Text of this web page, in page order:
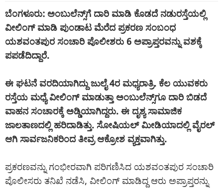
ಬೆಂಗಳೂರು: ಅಂಬುಲೆನ್ಸ್‌ಗೆ ದಾರಿ ಮಾಡಿ ಕೊಡದೆ ನಡುರಸ್ತೆಯಲ್ಲಿ
ವೀಲಿಂಗ್ ಮಾಡಿ ಪುಂಡಾಟ ಮೆರೆದ ಪ್ರಕರಣ ಸಂಬಂಧ
ಯಶವಂತಪುರ ಸಂಚಾರಿ ಪೊಲೀಶರು 6 ಅಪ್ರಾಪ್ತರವನ್ನು ವಶಕ್ಕೆ
ಪಪಡೆದಿದ್ದಾರೆ.
ಈ ಘಟನೆ ವರದಿಯಾಗಿದ್ದು ಜುಲೈ 4ರ ಮಧ್ಯರಾತ್ರಿ. ಕೆಲ ಯುವಕರು
ರಸ್ತೆಯ ಮಧ್ಯೆ ವೀಲಿಂಗ್ ಮಾಡುತ್ತಾ ಅಂಬುಲೆನ್ಸ್‌ಗೂ ದಾರಿ ಬಿಡದೆ
ವಾಹನ ಸಂಚಾರಕ್ಕೆ ಅಡ್ಡಿಯಾಗಿದ್ದರು. ಈ ದೃಶ್ಯ ಸಾಮಾಜಿಕ
ಜಾಲತಾಣದಲ್ಲಿ ಹರಿದಾಡಿತ್ತು. ಸೋಷಿಯಲ್‌ ಮೀಡಿಯಾದಲ್ಲಿ ವೈರಲ್
ಆಗಿ ಸಾರ್ವಜನಿಕರಿಂದ ತೀವ್ರ ಆಕ್ರೋಶ ವ್ಯಕ್ತವಾಗಿತ್ತು.
ಪ್ರಕರಣವನ್ನು ಗಂಭೀರವಾಗಿ ಪರಿಗಣಿಸಿದ ಯಶವಂತಪುರ ಸಂಚಾರಿ
ಪೊಲೀಸರು ತನಿಖೆ ನಡೆಸಿ, ವೀಲಿಂಗ್ ಮಾಡಿದ್ದ ಆರು ಅಪ್ರಾಪ್ತರನ್ನು